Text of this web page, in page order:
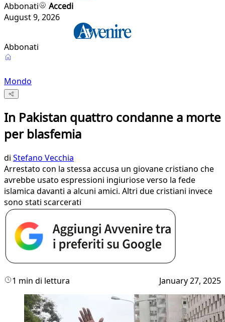
Abbonati
Accedi
August 9, 2026
Abbonati
Mondo
In Pakistan quattro condanne a morte
per blasfemia
di Stefano Vecchia
Arrestato con la stessa accusa un giovane cristiano che
avrebbe usato espressioni ingiuriose verso la fede
islamica davanti a alcuni amici. Altri due cristiani invece
sono stati scarcerati
1 min di lettura January 27, 2025